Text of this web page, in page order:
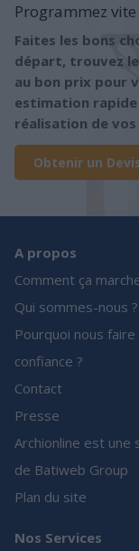
Programmez
Faites les bons
départ, trouvez
au bon prix pour
estimation
réalisation de
Obtenir un
A propos
Comment ça
Qui sommes-nous ?
Pourquoi nous faire
confiance ?
Contact
Presse
Archionline est une
de Batiweb Group
Plan du site
Nos Services